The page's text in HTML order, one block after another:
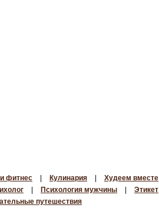
фитнес Кулинария Худеем вместе
Психология мужчины Этикет
путешествия